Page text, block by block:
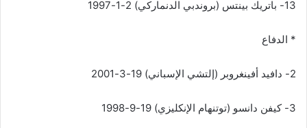
13- باتريك بينتس (بروندبي الدنماركي) 2-1-1997
* الدفاع
2- دافيد أفينغروبر (إلتشي الإسباني) 19-3-2001
3- كيفن دانسو (توتنهام الإنكليزي) 19-9-1998